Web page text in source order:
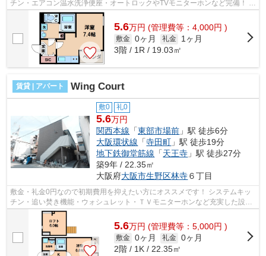
チン・エアコン温水洗浄便座・オートロックやTVモニターホンなど完備！ 室
内物干しや浴室乾燥機もあるので、い...
5.6万円 (管理費等：4,000円 )
敷金 0ヶ月 礼金
1ヶ月
3階 / 1R / 19.03㎡
賃貸 | アパート Wing Court
敷0 礼0
5.6万円
関西本線 「東部市場前 」駅 徒歩6分
大阪環状線 「寺田町 」駅 徒歩19分
地下鉄御堂筋線 「天王寺 」駅 徒歩27分
築9年 / 22.35㎡
大阪府大阪市生野区林寺６丁目
敷金・礼金0円なので初期費用を抑えたい方にオススメです！ システムキッ
チン・追い焚き機能・ウォシュレット・ＴＶモニターホンなど充実した設
備！インターネットも無料でご利用いた...
5.6万円 (管理費等：5,000円 )
敷金 0ヶ月 礼金 0ヶ月
2階 / 1K / 22.35㎡